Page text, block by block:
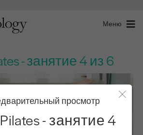
Меню
- занятие 4 из 6
просмотр
- занятие 4